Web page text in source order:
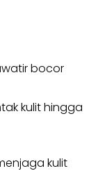
bocor
kulit hingga
kulit